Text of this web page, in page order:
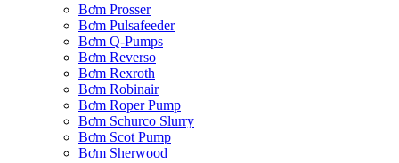
Bơm Prosser
Bơm Pulsafeeder
Bơm Q-Pumps
Bơm Reverso
Bơm Rexroth
Bơm Robinair
Bơm Roper Pump
Bơm Schurco Slurry
Bơm Scot Pump
Bơm Sherwood